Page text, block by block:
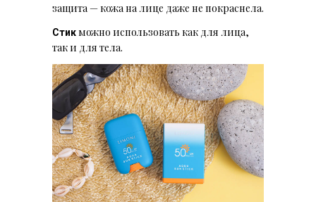
защита — кожа на лице даже не покраснела.
Стикможно использовать как для лица,
так и для тела.